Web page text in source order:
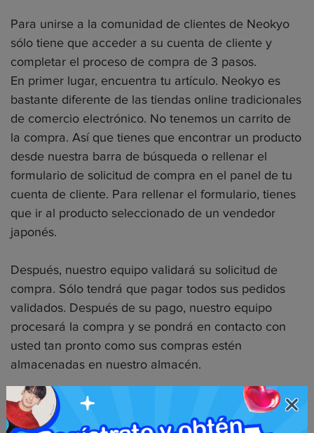
Para unirse a la comunidad de clientes de Neokyo
sólo tiene que acceder a su cuenta de cliente y
completar el proceso de compra de 3 pasos.
En primer lugar, encuentra tu artículo. Neokyo es
bastante diferente de las tiendas online tradicionales
de comercio electrónico. No tenemos un carrito de
la compra. Así que tienes que encontrar un producto
desde nuestra barra de búsqueda o rellenar el
formulario de solicitud de compra en el panel de tu
cuenta de cliente. Para rellenar el formulario, tienes
que ir al producto seleccionado de un vendedor
japonés.
Después, nuestro equipo validará su solicitud de
compra. Sólo tendrá que pagar todos sus pedidos
validados. Después de su pago, nuestro equipo
procesará la compra y se pondrá en contacto con
usted tan pronto como sus compras estén
almacenadas en nuestro almacén.
Más información sobre el proceso de Neokyo :